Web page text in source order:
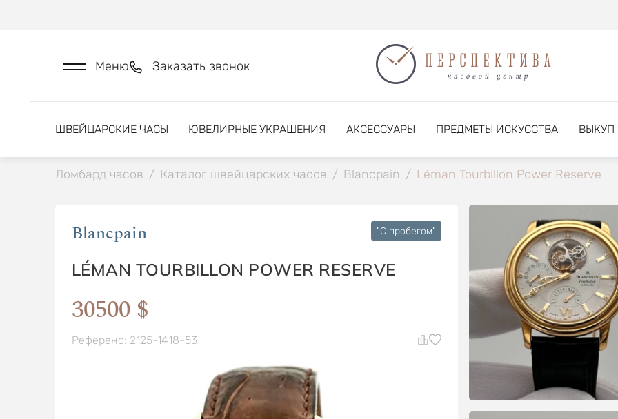
Меню Заказать звонок
ШВЕЙЦАРСКИЕ ЧАСЫ ЮВЕЛИРНЫЕ УКРАШЕНИЯ АКСЕССУАРЫ ПРЕДМЕТЫ ИСКУССТВА ВЫКУП
Ломбард часов / Каталог швейцарских часов / Blancpain / Léman Tourbillon Power Reserve
Blancpain "C пробегом"
LÉMAN TOURBILLON POWER RESERVE
30500 $
Референс: 2125-1418-53